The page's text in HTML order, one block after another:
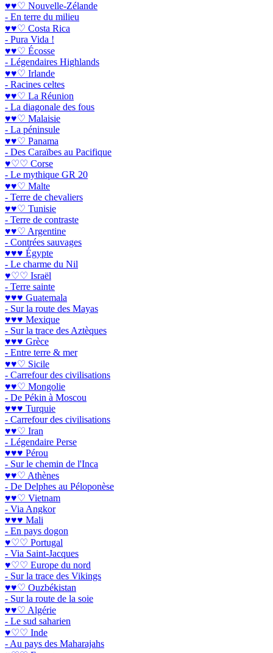
♥♥♡ Nouvelle-Zélande
- En terre du milieu
♥♥♡ Costa Rica
- Pura Vida !
♥♥♡ Écosse
- Légendaires Highlands
♥♥♡ Irlande
- Racines celtes
♥♥♡ La Réunion
- La diagonale des fous
♥♥♡ Malaisie
- La péninsule
♥♥♡ Panama
- Des Caraïbes au Pacifique
♥♡♡ Corse
- Le mythique GR 20
♥♥♡ Malte
- Terre de chevaliers
♥♥♡ Tunisie
- Terre de contraste
♥♥♡ Argentine
- Contrées sauvages
♥♥♥ Égypte
- Le charme du Nil
♥♡♡ Israël
- Terre sainte
♥♥♥ Guatemala
- Sur la route des Mayas
♥♥♥ Mexique
- Sur la trace des Aztèques
♥♥♥ Grèce
- Entre terre & mer
♥♥♡ Sicile
- Carrefour des civilisations
♥♥♡ Mongolie
- De Pékin à Moscou
♥♥♥ Turquie
- Carrefour des civilisations
♥♥♡ Iran
- Légendaire Perse
♥♥♥ Pérou
- Sur le chemin de l'Inca
♥♥♡ Athènes
- De Delphes au Péloponèse
♥♥♡ Vietnam
- Via Angkor
♥♥♥ Mali
- En pays dogon
♥♡♡ Portugal
- Via Saint-Jacques
♥♡♡ Europe du nord
- Sur la trace des Vikings
♥♥♡ Ouzbékistan
- Sur la route de la soie
♥♥♡ Algérie
- Le sud saharien
♥♡♡ Inde
- Au pays des Maharajahs